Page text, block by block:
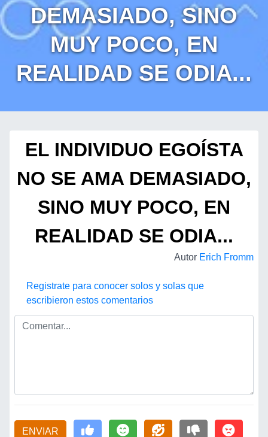
DEMASIADO, SINO
MUY POCO, EN
REALIDAD SE ODIA...
EL INDIVIDUO EGOÍSTA
NO SE AMA DEMASIADO,
SINO MUY POCO, EN
REALIDAD SE ODIA...
Autor Erich Fromm
Registrate para conocer solos y solas que
escribieron estos comentarios
ENVIAR